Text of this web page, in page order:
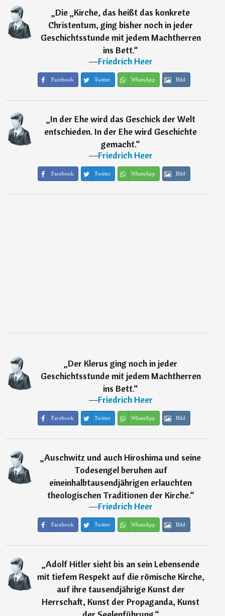
„Die „Kirche, das heißt das konkrete
Christentum, ging bisher noch in jeder
Geschichtsstunde mit jedem Machtherren
ins Bett.“
―Friedrich Heer
Facebook Twitter WhatsApp Bild
„In der Ehe wird das Geschick der Welt
entschieden. In der Ehe wird Geschichte
gemacht.“
―Friedrich Heer
Facebook Twitter WhatsApp Bild
„Der Klerus ging noch in jeder
Geschichtsstunde mit jedem Machtherren
ins Bett.“
―Friedrich Heer
Facebook Twitter WhatsApp Bild
„Auschwitz und auch Hiroshima und seine
Todesengel beruhen auf
eineinhalbtausendjährigen erlauchten
theologischen Traditionen der Kirche.“
―Friedrich Heer
Facebook Twitter WhatsApp Bild
„Adolf Hitler sieht bis an sein Lebensende
mit tiefem Respekt auf die römische Kirche,
auf ihre tausendjährige Kunst der
Herrschaft, Kunst der Propaganda, Kunst